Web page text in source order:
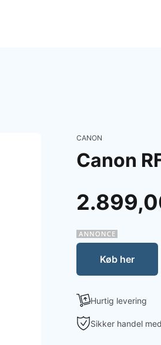
CANON
Canon
Køb her
Hurtig levering
Sikker handel med